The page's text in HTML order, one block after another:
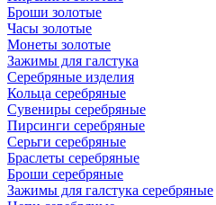
Броши золотые
Часы золотые
Монеты золотые
Зажимы для галстука
Серебряные изделия
Кольца серебряные
Сувениры серебряные
Пирсинги серебряные
Серьги серебряные
Браслеты серебряные
Броши серебряные
Зажимы для галстука серебряные